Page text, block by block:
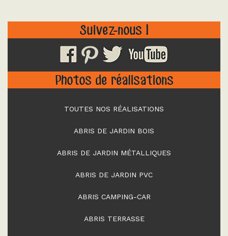
Suivez-nous !
Photos de réalisations
TOUTES NOS RÉALISATIONS
ABRIS DE JARDIN BOIS
ABRIS DE JARDIN MÉTALLIQUES
ABRIS DE JARDIN PVC
ABRIS CAMPING-CAR
ABRIS TERRASSE